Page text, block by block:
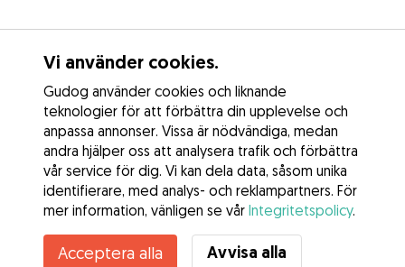
Vi använder cookies.
Gudog använder cookies och liknande
teknologier för att förbättra din upplevelse och
anpassa annonser. Vissa är nödvändiga, medan
andra hjälper oss att analysera trafik och förbättra
vår service för dig. Vi kan dela data, såsom unika
identifierare, med analys- och reklampartners. För
mer information, vänligen se vår Integritetspolicy.
Acceptera alla Avvisa alla